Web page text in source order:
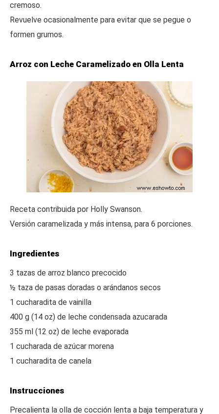
cremoso.
Revuelve ocasionalmente para evitar que se pegue o
formen grumos.
Arroz con Leche Caramelizado en Olla Lenta
Receta contribuida por Holly Swanson.
Versión caramelizada y más intensa, para 6 porciones.
Ingredientes
3 tazas de arroz blanco precocido
½ taza de pasas doradas o arándanos secos
1 cucharadita de vainilla
400 g (14 oz) de leche condensada azucarada
355 ml (12 oz) de leche evaporada
1 cucharada de azúcar morena
1 cucharadita de canela
Instrucciones
Precalienta la olla de cocción lenta a baja temperatura y